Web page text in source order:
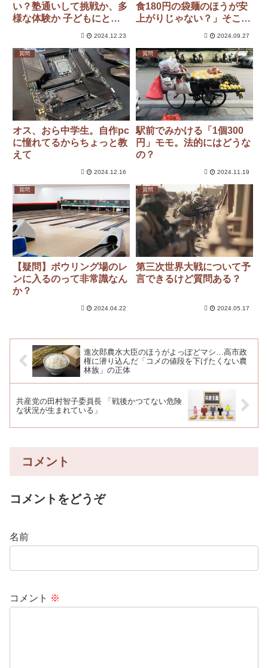
い？塾通いして挑戦か、多
様な体験か 子どもにとっ
2024.12.23
食180円の袋麺のほうが安
上がりじゃない？」そこま
2024.09.27
質問
オス、おら中学生。自作pc
に憧れてるからちょっと教
えて
2024.12.16
質問
駅前でみかける「1個300
円」モモ。法的にはどうな
の？
2024.11.19
質問
【疑問】ボウリング場のレ
ンに入るのって非常識なん
か？
2024.04.22
質問
第三次世界大戦について予
言できるけど質問ある？
2024.05.17
進次郎農水大臣のほうがよっぽどマシ…高市政
権に潜り込んだ「コメの値段を下げたくない農
林族」の正体
共産党の田村智子委員長 「戦後かつてない危険
な状況が生まれている」
コメント
コメントをどうぞ
名前
コメント ※